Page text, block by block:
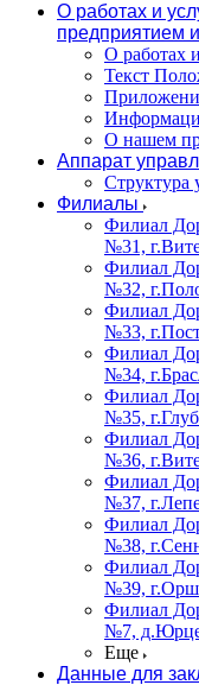
О работах и
предприятием
О работах
Текст
О нашем
Аппарат
Структура
Филиалы
Филиал
№31,
Филиал
№32,
Филиал
№33,
Филиал
№34,
Филиал
№35,
Филиал
№36,
Филиал
№37,
Филиал
№38,
Филиал
№39,
Филиал
№7,
Еще
Данные для